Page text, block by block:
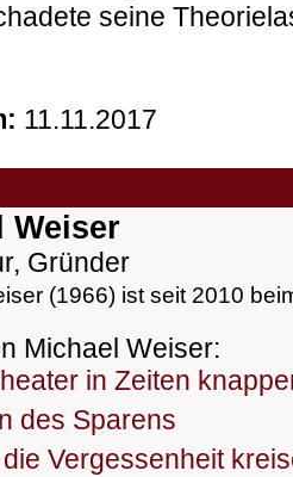
seine
11.11.2017
Weiser
Gründer
(1966) ist seit 2010
Michael Weiser:
in Zeiten
des Sparens
Vergessenheit